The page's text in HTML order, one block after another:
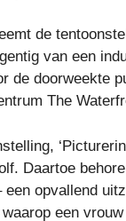
de
van een
de doorweekte
The
Daartoe
een opvallend
een